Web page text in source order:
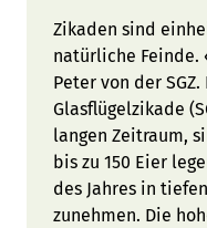
Zikaden sind
natürliche Feinde.
Peter von der
Glasflügelzikade
langen Zeitraum,
bis zu 150 Eier
des Jahres in
zunehmen. Die